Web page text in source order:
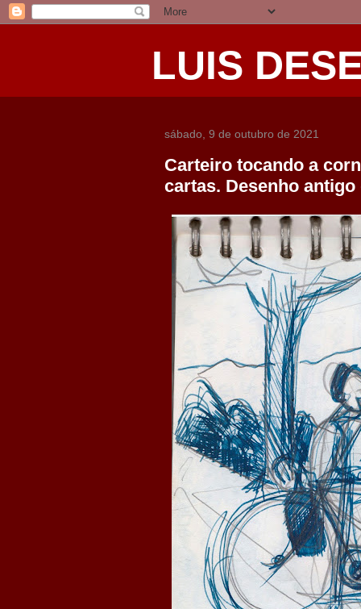
LUIS
sábado, 9 de outubro de 2021
Carteiro tocando a
cartas. Desenho